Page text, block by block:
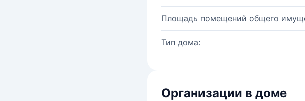
Площадь помещений общего
Тип дома:
Организации в доме